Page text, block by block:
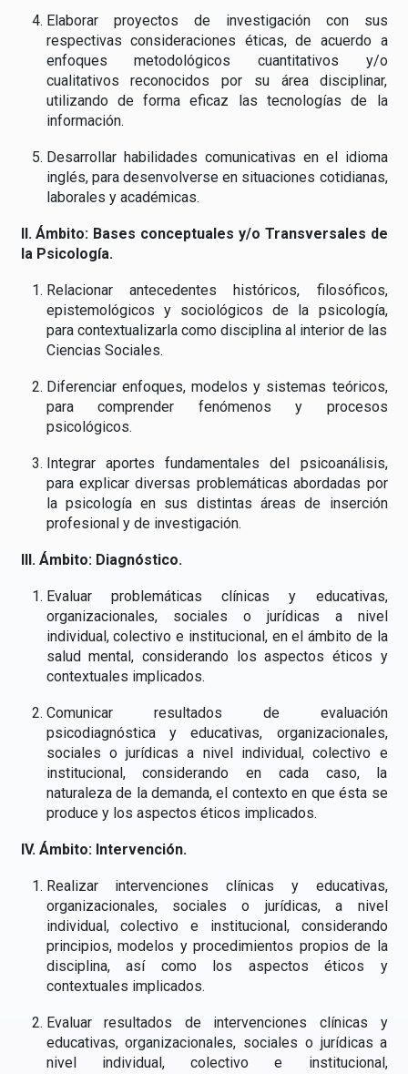
Elaborar proyectos de investigación con sus
respectivas consideraciones éticas, de acuerdo a
enfoques metodológicos cuantitativos y/o
cualitativos reconocidos por su área disciplinar,
utilizando de forma eficaz las tecnologías de la
información.
Desarrollar habilidades comunicativas en el idioma
inglés, para desenvolverse en situaciones cotidianas,
laborales y académicas.
II. Ámbito: Bases conceptuales y/o Transversales de
la Psicología.
Relacionar antecedentes históricos, filosóficos,
epistemológicos y sociológicos de la psicología,
para contextualizarla como disciplina al interior de las
Ciencias Sociales.
Diferenciar enfoques, modelos y sistemas teóricos,
para comprender fenómenos y procesos
psicológicos.
Integrar aportes fundamentales del psicoanálisis,
para explicar diversas problemáticas abordadas por
la psicología en sus distintas áreas de inserción
profesional y de investigación.
III. Ámbito: Diagnóstico.
Evaluar problemáticas clínicas y educativas,
organizacionales, sociales o jurídicas a nivel
individual, colectivo e institucional, en el ámbito de la
salud mental, considerando los aspectos éticos y
contextuales implicados.
Comunicar resultados de evaluación
psicodiagnóstica y educativas, organizacionales,
sociales o jurídicas a nivel individual, colectivo e
institucional, considerando en cada caso, la
naturaleza de la demanda, el contexto en que ésta se
produce y los aspectos éticos implicados.
IV. Ámbito: Intervención.
Realizar intervenciones clínicas y educativas,
organizacionales, sociales o jurídicas, a nivel
individual, colectivo e institucional, considerando
principios, modelos y procedimientos propios de la
disciplina, así como los aspectos éticos y
contextuales implicados.
Evaluar resultados de intervenciones clínicas y
educativas, organizacionales, sociales o jurídicas a
nivel individual, colectivo e institucional,